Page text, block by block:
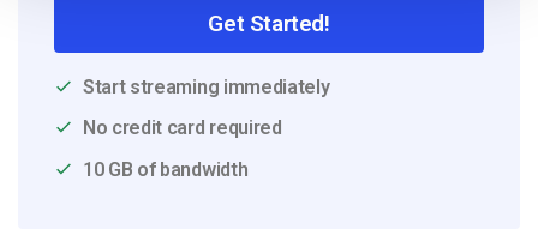
Get Started!
Start streaming immediately
No credit card required
10 GB of bandwidth